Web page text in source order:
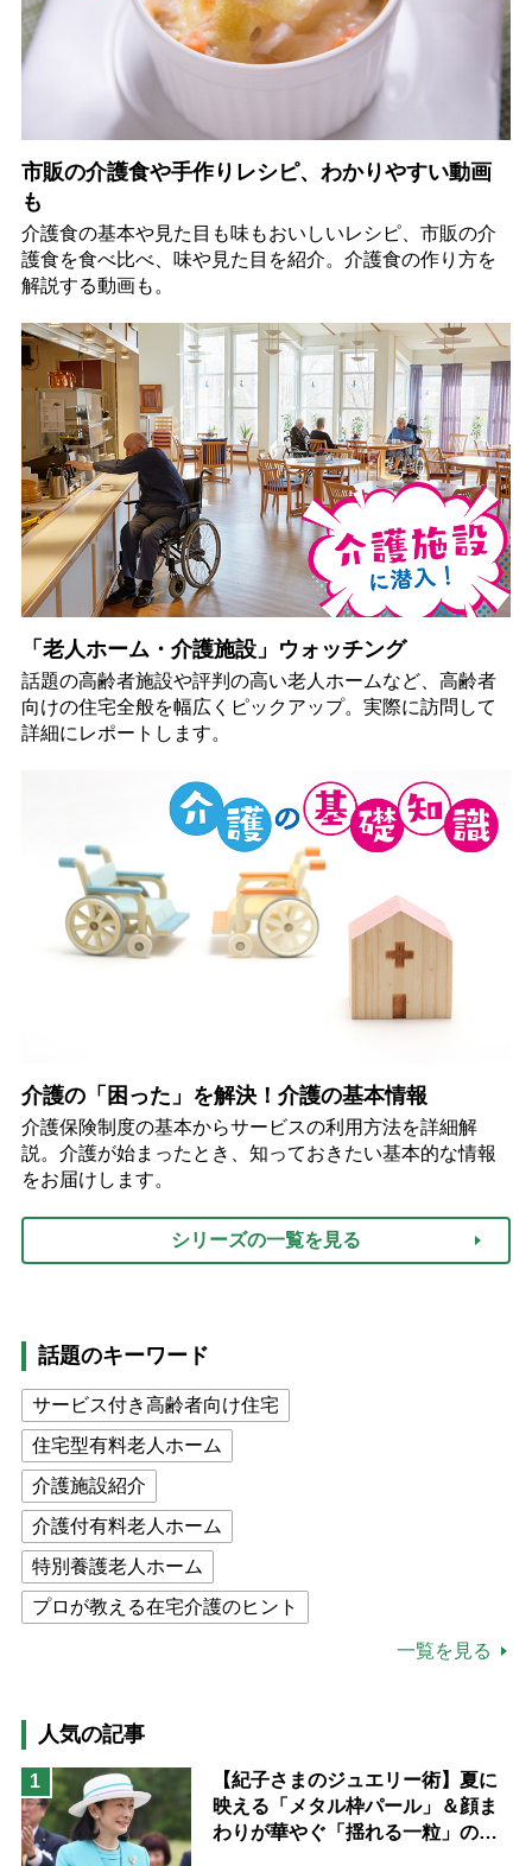
市販の介護食や手作りレシピ、わかりやすい動画
も
介護食の基本や見た目も味もおいしいレシピ、市販の介
護食を食べ比べ、味や見た目を紹介。介護食の作り方を
解説する動画も。
「老人ホーム・介護施設」ウォッチング
話題の高齢者施設や評判の高い老人ホームなど、高齢者
向けの住宅全般を幅広くピックアップ。実際に訪問して
詳細にレポートします。
介護の「困った」を解決！介護の基本情報
介護保険制度の基本からサービスの利用方法を詳細解
説。介護が始まったとき、知っておきたい基本的な情報
をお届けします。
シリーズの一覧を見る
話題のキーワード
サービス付き高齢者向け住宅
住宅型有料老人ホーム
介護施設紹介
介護付有料老人ホーム
特別養護老人ホーム
プロが教える在宅介護のヒント
猫が母になつきません
息子の遠距離介護サバイバル術
兄がボケました
便利なサービス
予防法
一覧を見る
人気の記事
1
【紀子さまのジュエリー術】夏に
映える「メタル枠パール」＆顔ま
わりが華やぐ「揺れる一粒」の使